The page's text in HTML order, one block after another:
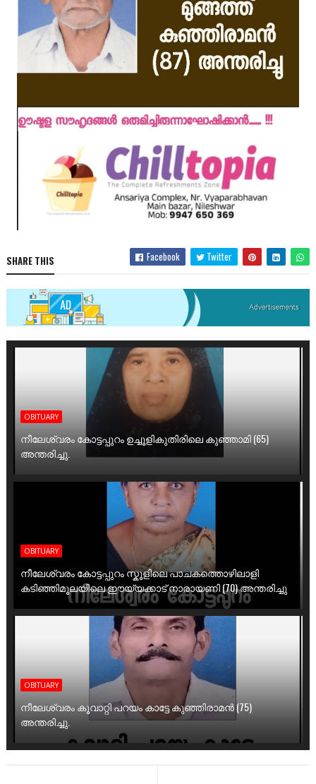
SHARE THIS Facebook Twitter
OBITUARY
നീലേശ്വരം കോട്ടപ്പുറം ഉച്ചൂളികുതിരിലെ കുഞ്ഞാമി (65)
അന്തരിച്ചു.
OBITUARY
നീലേശ്വരം കോട്ടപ്പുറം സ്കൂളിലെ പാചകത്തൊഴിലാളി
കടിഞ്ഞിമൂലയിലെ ഈയ്യക്കാട് നാരായണി (70) അന്തരിച്ചു
OBITUARY
നീലേശ്വരം കൂവാറ്റി പറയം കാട്ടേ കുഞ്ഞിരാമൻ (75)
അന്തരിച്ചു.